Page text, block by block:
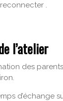
.
l’atelier
des
d’échange